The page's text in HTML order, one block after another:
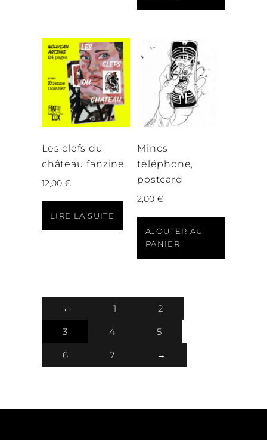
Les clefs du
château fanzine
12,00 €
LIRE LA SUITE
Minos
téléphone,
postcard
2,00€
AJOUTER AU
PANIER
← 1 2
3 4 5
6 7 →